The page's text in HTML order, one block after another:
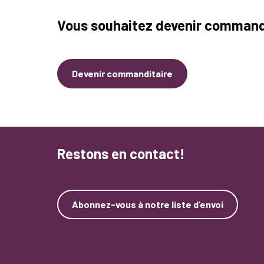
Vous souhaitez devenir
Devenir commanditaire
Restons en contact!
Abonnez-vous à notre liste d’envoi